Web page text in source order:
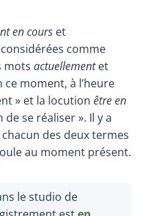
en cours et
comme
mots actuellementet
moment, à l’heure
» et la locution être en
se réaliser ». Il y a
des deux termes
au moment présent.
le studio de